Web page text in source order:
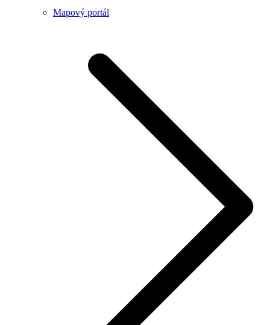
Mapový portál